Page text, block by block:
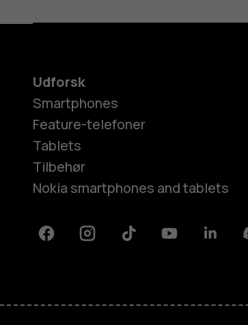
Udforsk
Smartphones
Feature-telefoner
Tablets
Tilbehør
Nokia smartphones and tablets
FacebookInstagramTiktok Youtube